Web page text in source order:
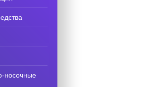
носочные